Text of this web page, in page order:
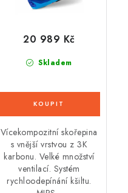
Skladem
20 989 Kč
Vícekompozitní skořepina
s vnější vrstvou z 3K
karbonu. Velké množství
ventilací. Systém
rychloodepínání kšiltu.